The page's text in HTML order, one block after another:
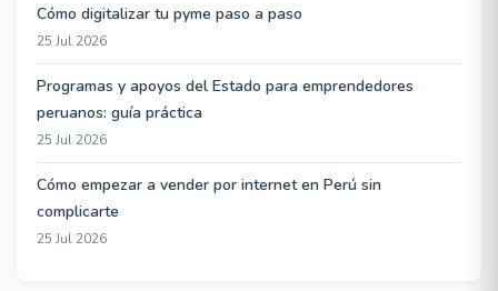
Cómo digitalizar tu pyme paso a paso
25 Jul 2026
Programas y apoyos del Estado para emprendedores
peruanos: guía práctica
25 Jul 2026
Cómo empezar a vender por internet en Perú sin
complicarte
25 Jul 2026